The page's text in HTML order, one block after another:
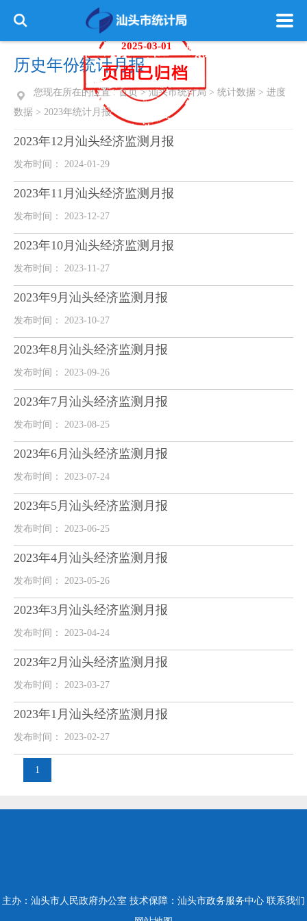
2025-03-01
历史年份统计月报
您现在所在的位置 :首页>汕头市统计局 > 统计数据 > 进度
数据 > 2023年统计月报
2023年12月汕头经济监测月报
发布时间： 2024-01-29
2023年11月汕头经济监测月报
发布时间： 2023-12-27
2023年10月汕头经济监测月报
发布时间： 2023-11-27
2023年9月汕头经济监测月报
发布时间： 2023-10-27
2023年8月汕头经济监测月报
发布时间： 2023-09-26
2023年7月汕头经济监测月报
发布时间： 2023-08-25
2023年6月汕头经济监测月报
发布时间： 2023-07-24
2023年5月汕头经济监测月报
发布时间： 2023-06-25
2023年4月汕头经济监测月报
发布时间： 2023-05-26
2023年3月汕头经济监测月报
发布时间： 2023-04-24
2023年2月汕头经济监测月报
发布时间： 2023-03-27
2023年1月汕头经济监测月报
发布时间： 2023-02-27
1
主办：汕头市人民政府办公室 技术保障：汕头市政务服务中心 联系我们